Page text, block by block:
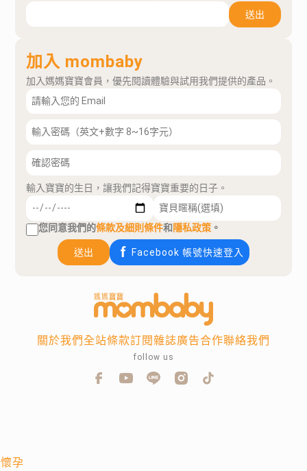
送出
加入 mombaby
加入媽媽寶寶會員，優先閱讀體驗與試用我們提供的產品。
輸入寶寶的生日，讓我們記得寶寶重要的日子。
您同意我們的條款及細則條件和隱私政策 。
送出 Facebook 帳號快速登入
懷孕
關於我們全站條款訂閱雜誌廣告合作聯絡我們
follow us